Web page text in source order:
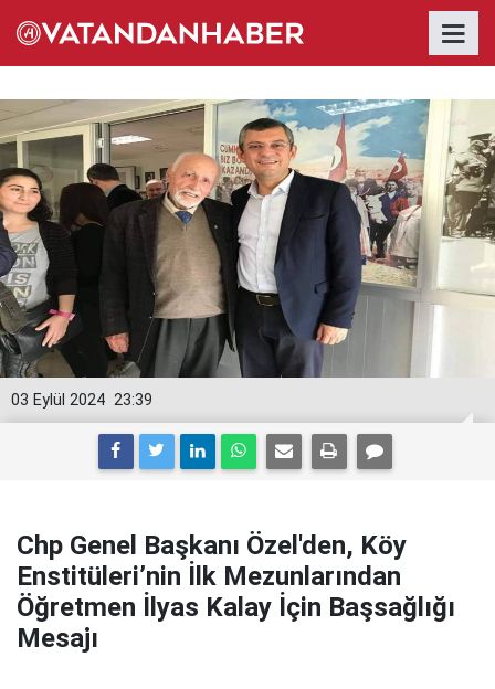
23:39
03 Eylül 2024
Chp Genel Başkanı Özel'den, Köy
Enstitüleri’nin İlk Mezunlarından
Öğretmen İlyas Kalay İçin Başsağlığı
Mesajı